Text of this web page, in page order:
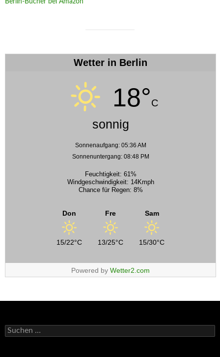
Berlin-Bücher bei Amazon
Wetter in Berlin
18°C
sonnig
Sonnenaufgang: 05:36 AM
Sonnenuntergang: 08:48 PM
Feuchtigkeit: 61%
Windgeschwindigkeit: 14Kmph
Chance für Regen: 8%
Don
15/22°C
Fre
13/25°C
Sam
15/30°C
Powered by Wetter2.com
Suchen
nach: